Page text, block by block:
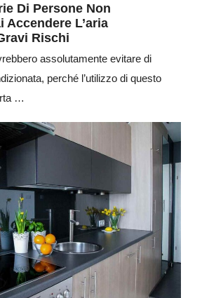
Di Persone Non
Accendere L’aria
Rischi
assolutamente evitare di
perché l’utilizzo di questo
…